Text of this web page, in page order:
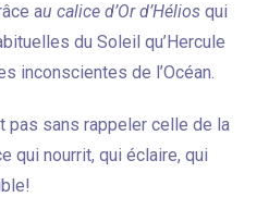
au calice d’Or d’Hélios qui
du Soleil qu’Hercule
inconscientes de l’Océan.
pas sans rappeler celle de la
qui nourrit, qui éclaire, qui